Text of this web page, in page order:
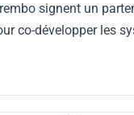
signent un
co-développer les